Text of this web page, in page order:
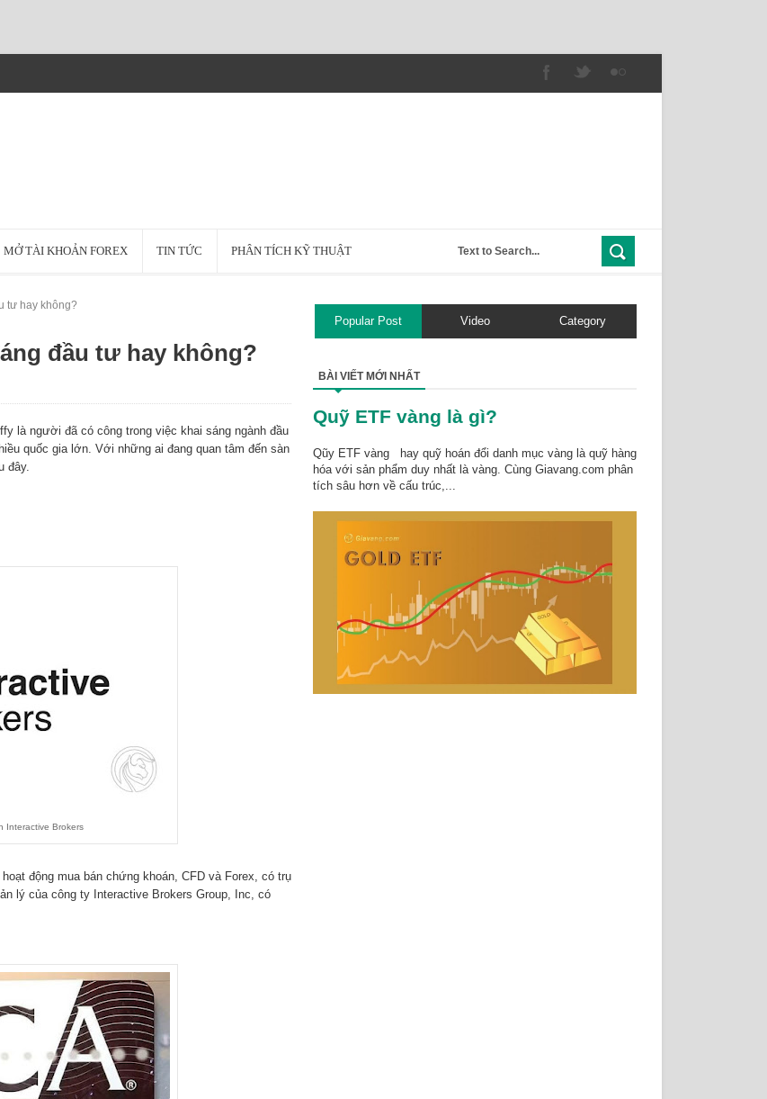
MỞ TÀI KHOẢN FOREX TIN TỨC PHÂN TÍCH KỸ THUẬT
tư hay không?
đầu tư hay không?
là người đã có công trong việc khai sáng ngành đầu
quốc gia lớn. Với những ai đang quan tâm đến sàn
đây.
Interactive Brokers
động mua bán chứng khoán, CFD và Forex, có trụ
lý của công ty Interactive Brokers Group, Inc, có
Popular Post Video Category
BÀI VIẾT MỚI NHẤT
Quỹ ETF vàng là gì?
Qũy ETF vàng hay quỹ hoán đổi danh mục vàng là quỹ hàng
hóa với sản phẩm duy nhất là vàng. Cùng Giavang.com phân
tích sâu hơn về cấu trúc,...